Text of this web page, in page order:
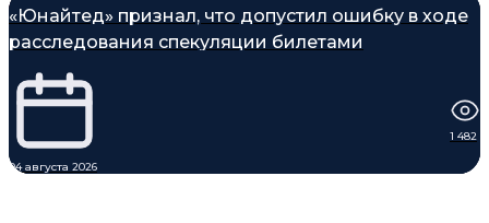
«Юнайтед» признал, что допустил ошибку в ходе
расследования спекуляции билетами
04 августа 2026
1 482